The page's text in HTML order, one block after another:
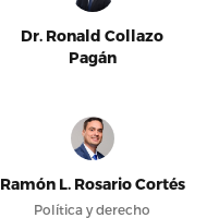
Dr. Ronald Collazo
Pagán
Ramón L. Rosario Cortés
Política y derecho